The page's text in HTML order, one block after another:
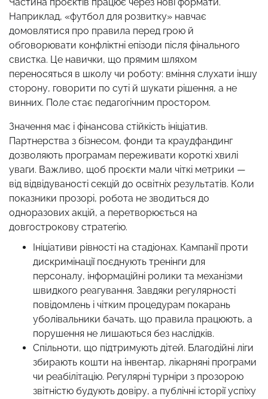
Частина проєктів працює через нові формати.
Наприклад, «футбол для розвитку» навчає
домовлятися про правила перед грою й
обговорювати конфліктні епізоди після фінального
свистка. Це навички, що прямим шляхом
переносяться в школу чи роботу: вміння слухати іншу
сторону, говорити по суті й шукати рішення, а не
винних. Поле стає педагогічним простором.
Значення має і фінансова стійкість ініціатив.
Партнерства з бізнесом, фонди та краудфандинг
дозволяють програмам переживати короткі хвилі
уваги. Важливо, щоб проєкти мали чіткі метрики —
від відвідуваності секцій до освітніх результатів. Коли
показники прозорі, робота не зводиться до
одноразових акцій, а перетворюється на
довгострокову стратегію.
Ініціативи рівності на стадіонах. Кампанії проти
дискримінації поєднують тренінги для
персоналу, інформаційні ролики та механізми
швидкого реагування. Завдяки регулярності
повідомлень і чітким процедурам покарань
уболівальники бачать, що правила працюють, а
порушення не лишаються без наслідків.
Спільноти, що підтримують дітей. Благодійні ліги
збирають кошти на інвентар, лікарняні програми
чи реабілітацію. Регулярні турніри з прозорою
звітністю будують довіру, а публічні історії успіху